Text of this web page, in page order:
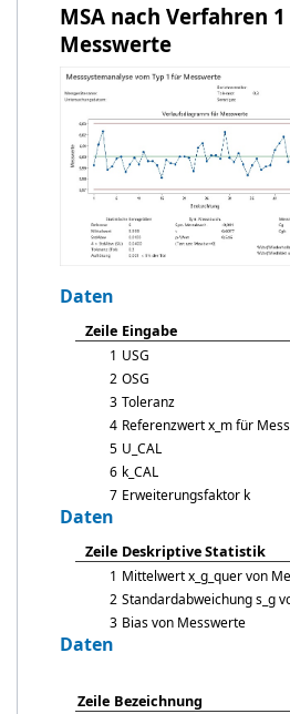
MSA nach Verfahren
Messwerte
Daten
Zeile Eingabe
1 USG
2 OSG
3 Toleranz
4 Referenzwertx_mfür
5 U_CAL
6 k_CAL
7 Erweiterungsfaktor k
Daten
Zeile Deskriptive Statistik
1 Mittelwertx_g_quervon
2 Standardabweichungs_g
3 Bias von Messwerte
Daten
Zeile Bezeichnung